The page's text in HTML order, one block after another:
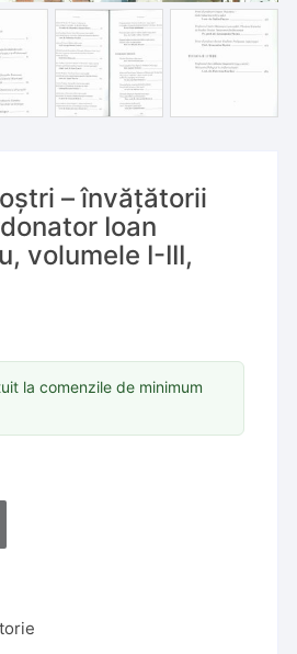
– învățătorii
Ioan
volumele I-III,
la comenzile de minimum